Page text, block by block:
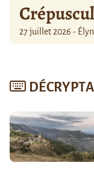
27 juillet 2026 -